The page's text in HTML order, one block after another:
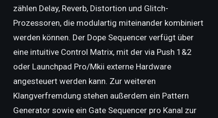
zählen Delay, Reverb, Distortion und Glitch-
Prozessoren, die modulartig miteinander kombiniert
werden können. Der Dope Sequencer verfügt über
eine intuitive Control Matrix, mit der via Push 1&2
oder Launchpad Pro/Mkii externe Hardware
angesteuert werden kann. Zur weiteren
Klangverfremdung stehen außerdem ein Pattern
Generator sowie ein Gate Sequencer pro Kanal zur